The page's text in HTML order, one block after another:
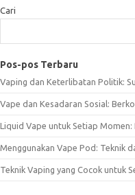
Cari
Pos-pos Terbaru
Vaping dan Keterlibatan Politik:
Vape dan Kesadaran Sosial:
Liquid Vape untuk Setiap Momen:
Menggunakan Vape Pod: Teknik
Teknik Vaping yang Cocok untuk